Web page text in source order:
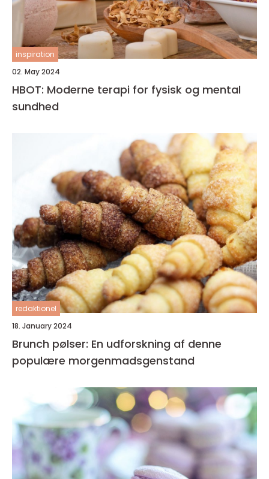
inspiration
02. May 2024
HBOT: Moderne terapi for fysisk og mental
sundhed
redaktionel
18. January 2024
Brunch pølser: En udforskning af denne
populære morgenmadsgenstand